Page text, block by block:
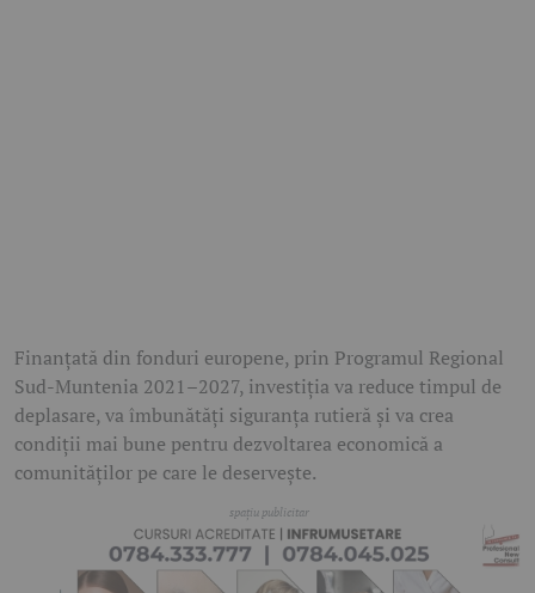
Finanțată din fonduri europene, prin Programul Regional
Sud-Muntenia 2021–2027, investiția va reduce timpul de
deplasare, va îmbunătăți siguranța rutieră și va crea
condiții mai bune pentru dezvoltarea economică a
comunităților pe care le deservește.